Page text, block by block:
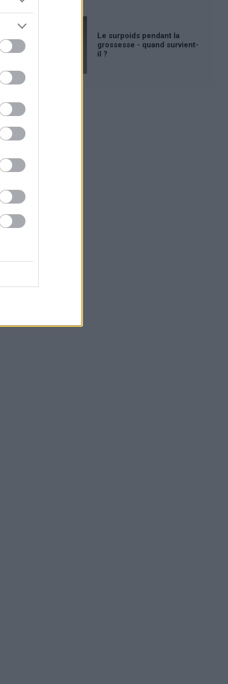
Le surpoids pendant la
grossesse - quand survient-
il ?